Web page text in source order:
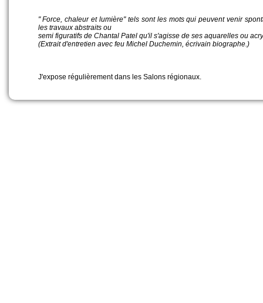
" Force, chaleur et lumière" tels sont les mots qui peuvent venir
les travaux abstraits ou
semi figuratifs de Chantal Patel qu'il s'agisse de ses aquarelles ou
(Extrait d'entretien avec feu Michel Duchemin, écrivain biographe.)
J'expose régulièrement dans les Salons régionaux.